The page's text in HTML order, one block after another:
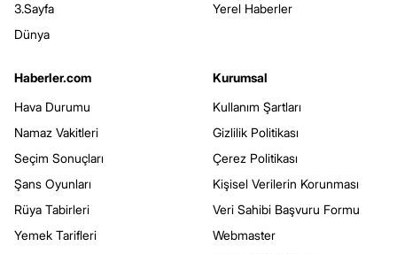
3.Sayfa
Dünya
Yerel Haberler
Haberler.com
Hava Durumu
Namaz Vakitleri
Seçim Sonuçları
Şans Oyunları
Rüya Tabirleri
Yemek Tarifleri
Kurumsal
Kullanım Şartları
Gizlilik Politikası
Çerez Politikası
Kişisel Verilerin Korunması
Veri Sahibi Başvuru Formu
Webmaster